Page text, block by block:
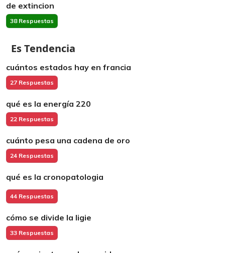
de extincion
38 Respuestas
Es Tendencia
cuántos estados hay en francia
27 Respuestas
qué es la energía 220
22 Respuestas
cuánto pesa una cadena de oro
24 Respuestas
qué es la cronopatologia
44 Respuestas
cómo se divide la ligie
33 Respuestas